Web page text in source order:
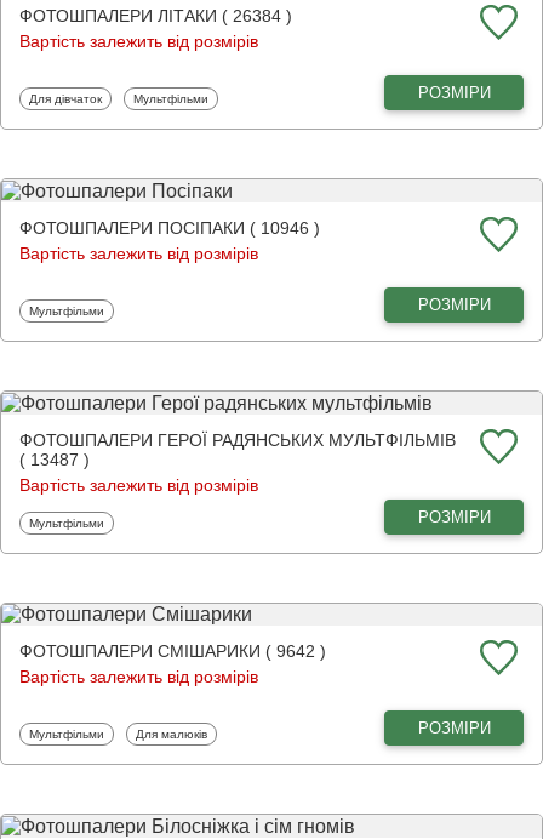
ФОТОШПАЛЕРИ ЛІТАКИ ( 26384 )
Вартість залежить від розмірів
Фотошпалери
Для дівчаток Фотошпалери
Мультфільми РОЗМІРИ
ФОТОШПАЛЕРИ ПОСІПАКИ ( 10946 )
Вартість залежить від розмірів
Фотошпалери
Мультфільми РОЗМІРИ
ФОТОШПАЛЕРИ ГЕРОЇ РАДЯНСЬКИХ МУЛЬТФІЛЬМІВ
( 13487 )
Вартість залежить від розмірів
Фотошпалери
Мультфільми РОЗМІРИ
ФОТОШПАЛЕРИ СМІШАРИКИ ( 9642 )
Вартість залежить від розмірів
Фотошпалери
Мультфільми Фотошпалери
Для малюків РОЗМІРИ